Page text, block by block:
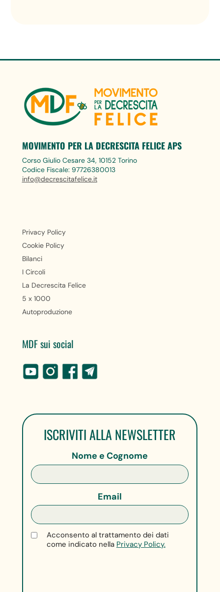
MOVIMENTO PER LA DECRESCITA FELICE APS
Corso Giulio Cesare 34, 10152 Torino
Codice Fiscale: 97726380013
info@decrescitafelice.it
Privacy Policy
Cookie Policy
Bilanci
I Circoli
La Decrescita Felice
5 x 1000
Autoproduzione
MDF sui social
ISCRIVITI ALLA NEWSLETTER
Nome e Cognome
Email
Acconsento al trattamento dei dati
come indicato nella Privacy Policy.